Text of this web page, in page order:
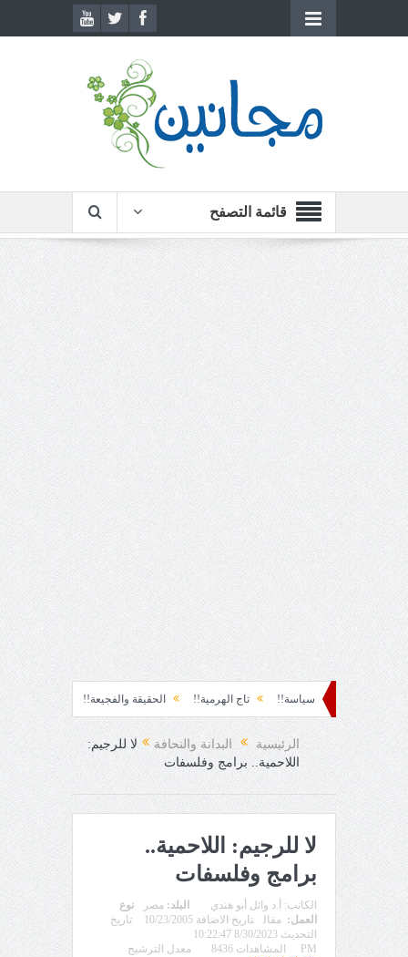
قائمة التصفح
سياسة!! تاج الهرمية!! الحقيقة والفجيعة!! لِقاءُ في المَطَرِ!
الرئيسية البدانة والنحافة
لا للرجيم:
اللاحمية.. برامج وفلسفات
لا للرجيم: اللاحمية..
برامج وفلسفات
الكاتب: أ.د وائل أبو هندي البلد: مصر
نوع
العمل: مقال تاريخ الاضافة 10/23/2005
تاريخ
التحديث 8/30/2023 10:22:47
PM
المشاهدات 8436 معدل الترشيح